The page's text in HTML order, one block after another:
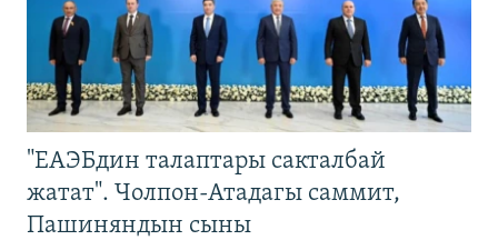
"ЕАЭБдин талаптары сакталбай
жатат". Чолпон-Атадагы саммит,
Пашиняндын сыны